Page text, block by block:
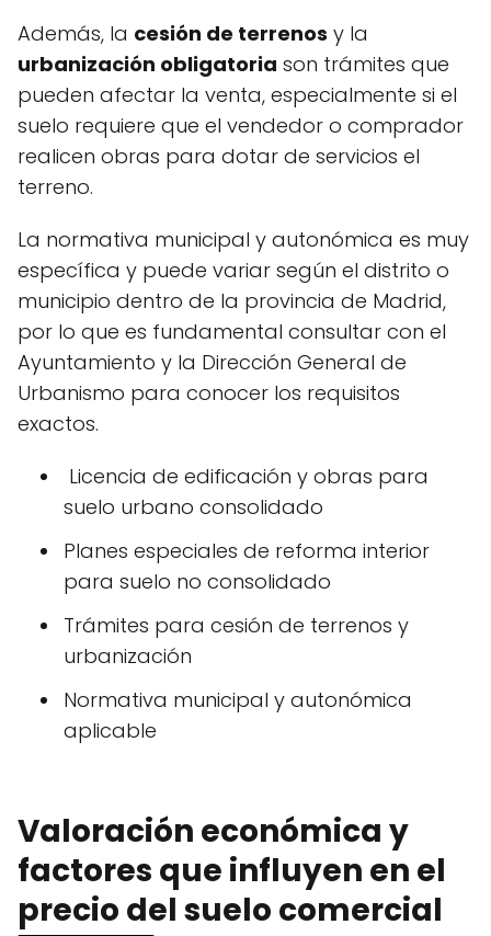
Además, la cesión de terrenos y la
urbanización obligatoria son trámites que
pueden afectar la venta, especialmente si el
suelo requiere que el vendedor o comprador
realicen obras para dotar de servicios el
terreno.
La normativa municipal y autonómica es muy
específica y puede variar según el distrito o
municipio dentro de la provincia de Madrid,
por lo que es fundamental consultar con el
Ayuntamiento y la Dirección General de
Urbanismo para conocer los requisitos
exactos.
️ Licencia de edificación y obras para
suelo urbano consolidado
Planes especiales de reforma interior
para suelo no consolidado
Trámites para cesión de terrenos y
urbanización
Normativa municipal y autonómica
aplicable
Valoración económica y
factores que influyen en el
precio del suelo comercial